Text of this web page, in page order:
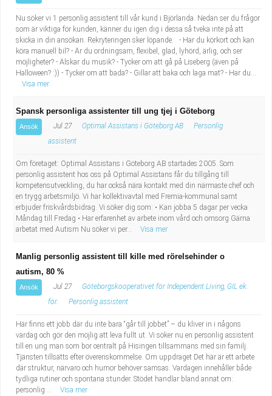
Nu söker vi 1 personlig assistent till vår kund i Björlanda. Nedan ser du frågor
som är viktiga för kunden, känner du igen dig i dessa så tveka inte på att
skicka in din ansökan. Rekryteringen sker löpande. - Har du körkort och kan
köra manuell bil? - Är du ordningsam, flexibel, glad, lyhörd, ärlig, och ser
möjligheter? - Älskar du musik? - Tycker om att gå på Liseberg (även på
Halloween? :)) - Tycker om att bada? - Gillar att baka och laga mat? - Har du...
Visa mer
Spansk personliga assistenter till ung tjej i Göteborg
Ansök Jul 27 Optimal Assistans i Göteborg AB
Personlig
assistent
Om företaget: Optimal Assistans i Göteborg AB startades 2005. Som
personlig assistent hos oss på Optimal Assistans får du tillgång till
kompetensutveckling, du har också nära kontakt med din närmaste chef och
en trygg arbetsmiljö. Vi har kollektivavtal med Fremia-kommunal samt
erbjuder friskvårdsbidrag. Vi söker dig som: • Kan jobba 5 dagar per vecka
Måndag till Fredag • Har erfarenhet av arbete inom vård och omsorg Gärna
arbetat med Autism Nu söker vi per...
Visa mer
Manlig personlig assistent till kille med rörelsehinder o
autism, 80 %
Ansök Jul 27
Göteborgskooperativet för Independent Living, GIL ek.
för.
Personlig assistent
Här finns ett jobb där du inte bara “går till jobbet” – du kliver in i någons
vardag och gör den möjlig att leva fullt ut. Vi söker nu en personlig assistent
till en ung man som bor centralt på Hisingen tillsammans med sin familj.
Tjänsten tillsätts efter överenskommelse. Om uppdraget Det här är ett arbete
där struktur, närvaro och humor behöver samsas. Vardagen innehåller både
tydliga rutiner och spontana stunder. Stödet handlar bland annat om:
personlig ...
Visa mer